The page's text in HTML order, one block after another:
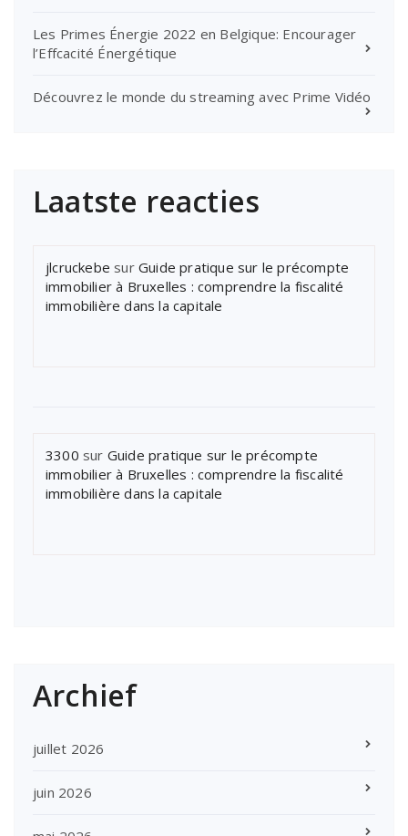
Les Primes Énergie 2022 en Belgique: Encourager
l’Effcacité Énergétique
Découvrez le monde du streaming avec Prime Vidéo
Laatste reacties
jlcruckebe sur Guide pratique sur le précompte
immobilier à Bruxelles : comprendre la fiscalité
immobilière dans la capitale
3300 sur Guide pratique sur le précompte
immobilier à Bruxelles : comprendre la fiscalité
immobilière dans la capitale
Archief
juillet 2026
juin 2026